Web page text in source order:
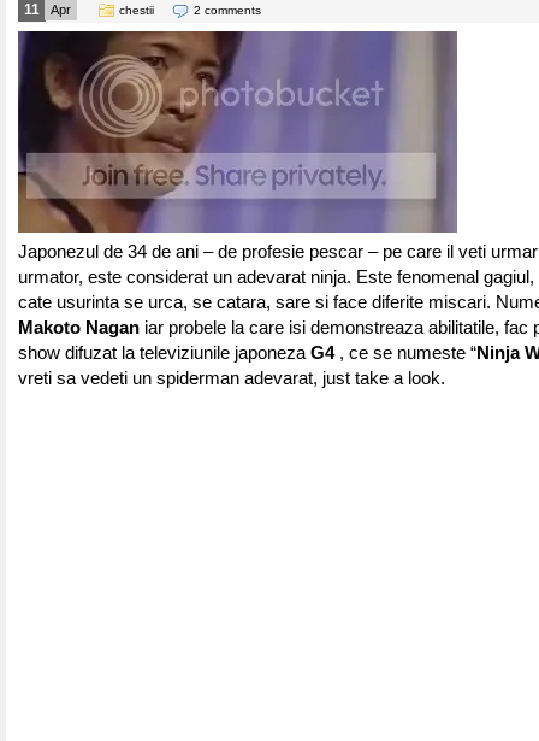
11 Apr chestii 2 comments
Japonezul de 34 de ani – de profesie pescar – pe care il veti
urmator, este considerat un adevarat ninja. Este fenomenal
cate usurinta se urca, se catara, sare si face diferite miscari.
Makoto Nagan iar probele la care isi demonstreaza abilitatile, fac
show difuzat la televiziunile japoneza G4 , ce se numeste “Ninja
vreti sa vedeti un spiderman adevarat, just take a look.